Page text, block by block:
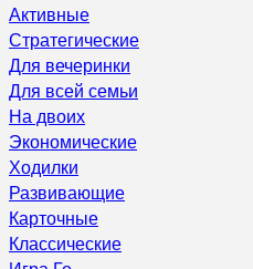
Активные
Стратегические
Для вечеринки
Для всей семьи
На двоих
Экономические
Ходилки
Развивающие
Карточные
Классические